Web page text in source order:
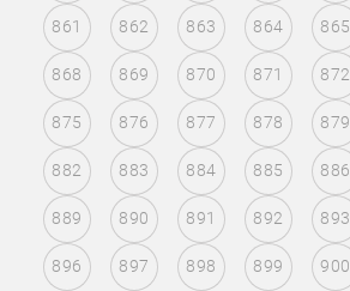
861 862 863 864 865
868 869 870 871 872
875 876 877 878 879
882 883 884 885 886
889 890 891 892 893
896 897 898 899 900